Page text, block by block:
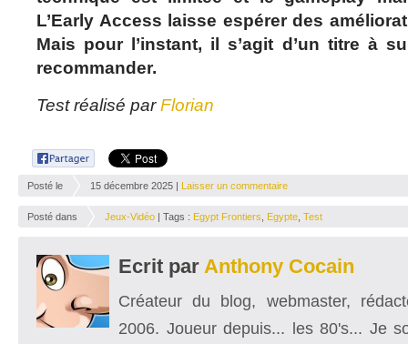
L’Early Access laisse espérer des
Mais pour l’instant, il s’agit d’un titre à
recommander.
Test réalisé parFlorian
Posté le 15 décembre 2025 | Laisser un commentaire
Posté dans Jeux-Vidéo | Tags : Egypt Frontiers Egypte Test
Ecrit par Anthony Cocain
Créateur du blog, webmaster,
2006. Joueur depuis... les 80's... Je